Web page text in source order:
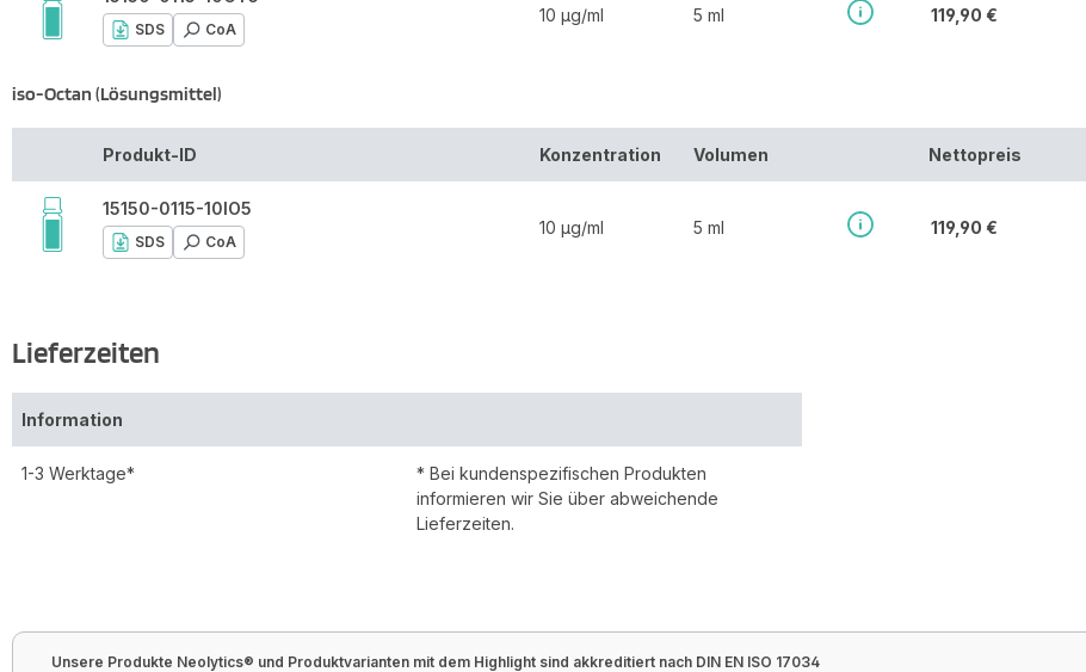
SDS CoA
10 µg/ml 5 ml 119,90 €
iso-Octan (Lösungsmittel)
Produkt-ID Konzentration Volumen Nettopreis
15150-0115-10IO5
SDS CoA
10 µg/ml 5 ml 119,90 €
Lieferzeiten
Information
1-3 Werktage*
* Bei kundenspezifischen Produkten
informieren wir Sie über abweichende
Lieferzeiten.
Unsere Produkte Neolytics® und Produktvarianten mit dem Highlight sind akkreditiert nach DIN EN ISO 17034